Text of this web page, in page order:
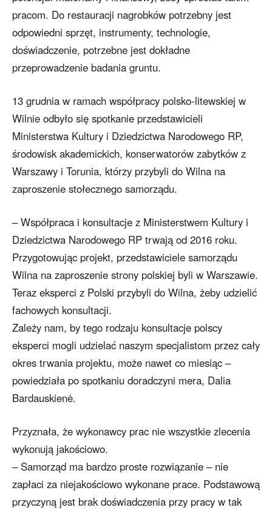
pracom. Do restauracji nagrobków potrzebny jest
odpowiedni sprzęt, instrumenty, technologie,
doświadczenie, potrzebne jest dokładne
przeprowadzenie badania gruntu.
13 grudnia w ramach współpracy polsko-litewskiej w
Wilnie odbyło się spotkanie przedstawicieli
Ministerstwa Kultury i Dziedzictwa Narodowego RP,
środowisk akademickich, konserwatorów zabytków z
Warszawy i Torunia, którzy przybyli do Wilna na
zaproszenie stołecznego samorządu.
– Współpraca i konsultacje z Ministerstwem Kultury i
Dziedzictwa Narodowego RP trwają od 2016 roku.
Przygotowując projekt, przedstawiciele samorządu
Wilna na zaproszenie strony polskiej byli w Warszawie.
Teraz eksperci z Polski przybyli do Wilna, żeby udzielić
fachowych konsultacji.
Zależy nam, by tego rodzaju konsultacje polscy
eksperci mogli udzielać naszym specjalistom przez cały
okres trwania projektu, może nawet co miesiąc –
powiedziała po spotkaniu doradczyni mera, Dalia
Bardauskienė.
Przyznała, że wykonawcy prac nie wszystkie zlecenia
wykonują jakościowo.
– Samorząd ma bardzo proste rozwiązanie – nie
zapłaci za niejakościowo wykonane prace. Podstawową
przyczyną jest brak doświadczenia przy pracy w tak